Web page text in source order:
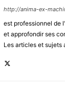
http://anima-ex-
est professionnel de
et approfondir ses
Les articles et sujets